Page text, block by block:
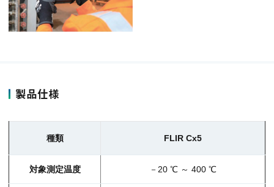
製品仕様
種類 FLIR Cx5
対象測定温度 －20 ℃ ～ 400 ℃